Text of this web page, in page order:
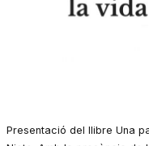
Presentació del llibre Una